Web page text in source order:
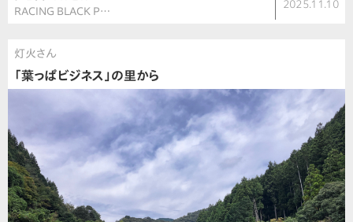
RACING BLACK P…
2025.11.10
灯火さん
「葉っぱビジネス」の里から